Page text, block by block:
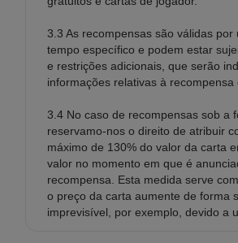
3.3 As recompensas são válidas por
tempo específico e podem estar
e restrições adicionais, que serão
informações relativas à recompensa
3.4 No caso de recompensas sob a
reservamo-nos o direito de atribuir
máximo de 130% do valor da carta
valor no momento em que é
recompensa. Esta medida serve
o preço da carta aumente de forma
imprevisível, por exemplo, devido a